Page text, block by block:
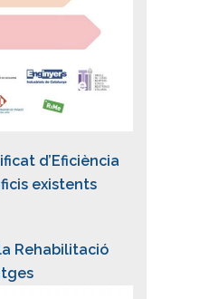
d’Eficiència
existents
Rehabilitació